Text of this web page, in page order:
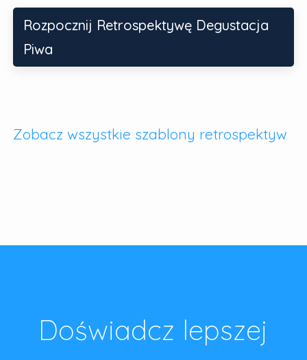
Rozpocznij Retrospektywę Degustacja
Piwa
Zobacz wszystkie szablony retrospektyw
Doświadcz lepszej